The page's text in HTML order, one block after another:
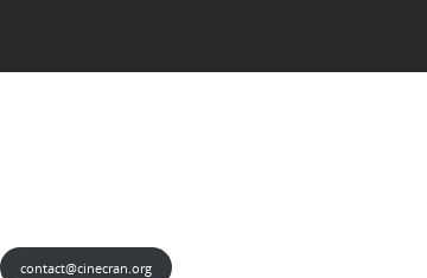
contact@cinecran.org